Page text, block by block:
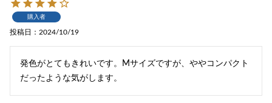
購入者
投稿日 2024/10/19
発色がとてもきれいです。Mサイズですが、ややコンパクト
だったような気がします。